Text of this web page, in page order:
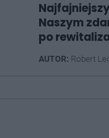
Naszym
po
AUTOR: Robert